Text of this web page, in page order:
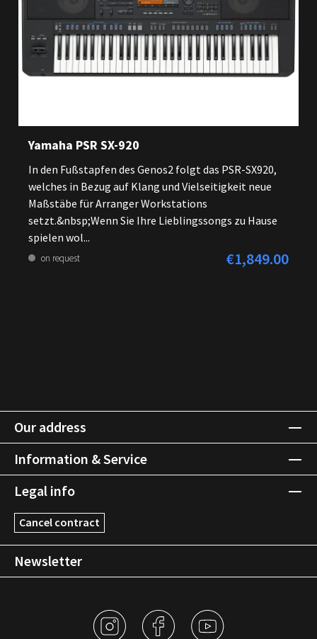
Yamaha PSR SX-920
In den Fußstapfen des Genos2 folgt das PSR-SX920,
welches in Bezug auf Klang und Vielseitigkeit neue
Maßstäbe für Arranger Workstations
setzt.&nbsp;Wenn Sie Ihre Lieblingssongs zu Hause
spielen wol...
on request Regular price:
€1,849.00
Our address
Information & Service
Legal info
Cancel contract
Newsletter